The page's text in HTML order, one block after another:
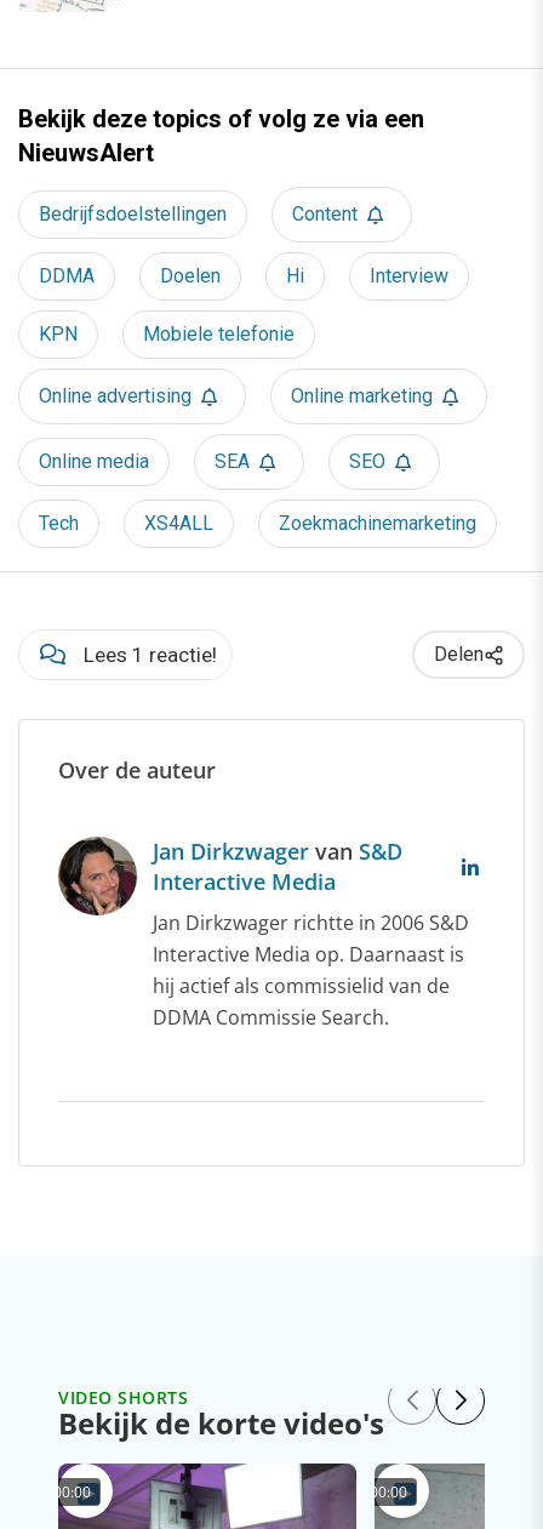
Bekijk deze topics of volg ze via een
NieuwsAlert
Bedrijfsdoelstellingen Content
DDMA Doelen Hi Interview
KPN Mobiele telefonie
Online advertising Online marketing
Online media SEA SEO
Tech XS4ALL Zoekmachinemarketing
Lees 1 reactie! Delen
Over de auteur
Jan Dirkzwager van S&D
Interactive Media
Jan Dirkzwager richtte in 2006 S&D
Interactive Media op. Daarnaast is
hij actief als commissielid van de
DDMA Commissie Search.
VIDEO SHORTS
Bekijk de korte video's
00:00 00:00